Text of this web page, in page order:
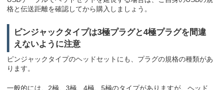
格と伝送距離を確認してから購入しましょう。
ピンジャックタイプは3極プラグと4極プラグを間違
えないように注意
ピンジャックタイプのヘッドセットにも、プラグの規格の種類があ
ります。
一般的には、2極、3極、4極、5極のタイプがありますが、ヘッド